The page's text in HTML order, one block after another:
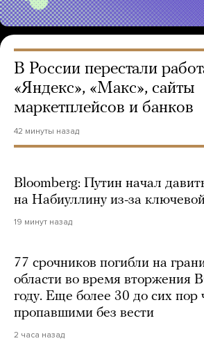
В России перестали
«Яндекс», «Макс», сайты
маркетплейсов и банков
42 минуты назад
Bloomberg: Путин начал
на Набиуллину из-за
19 минут назад
77 срочников погибли на
области во время вторжения
году. Еще более 30 до сих пор
пропавшими без вести
2 часа назад